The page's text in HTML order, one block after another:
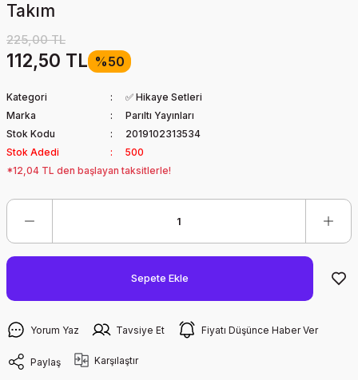
Takım
225,00 TL
112,50 TL %50
Kategori
✅ Hikaye Setleri
Marka
Parıltı Yayınları
Stok Kodu
2019102313534
Stok Adedi
500
*12,04 TL den başlayan taksitlerle!
Sepete Ekle
Yorum Yaz Tavsiye Et Fiyatı Düşünce Haber Ver
Paylaş Karşılaştır